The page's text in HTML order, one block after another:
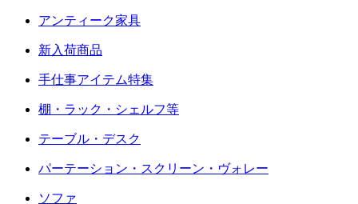
アンティーク家具
新入荷商品
手仕事アイテム特集
棚・ラック・シェルフ等
テーブル・デスク
パーテーション・スクリーン・ヴォレー
ソファ